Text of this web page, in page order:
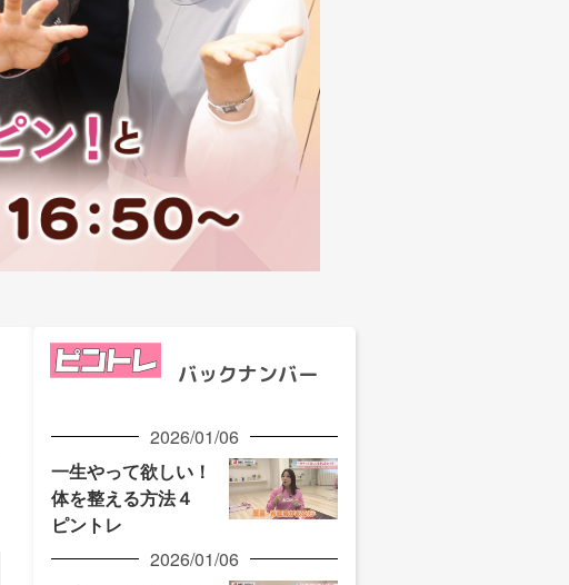
バックナンバー
2026/01/06
一生やって欲しい！
体を整える方法４
ピントレ
2026/01/06